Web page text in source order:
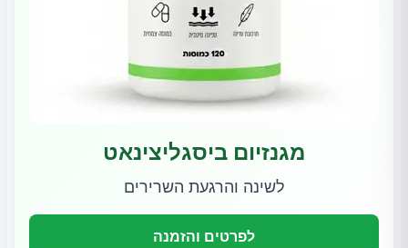
מגנזיום ביסגליצינאט
לשינה והרגעת השרירים
לפרטים והזמנה